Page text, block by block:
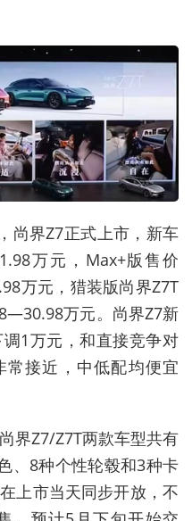
尚界Z7正式上市，新车
万元， Max+版售价
万元，猎装版尚界Z7T
万元。尚界Z7新
1万元，和直接竞争对
常接近，中低配均便宜
界Z7/Z7T两款车型共有
、 8种个性轮毂和3种卡
上市当天同步开放，不